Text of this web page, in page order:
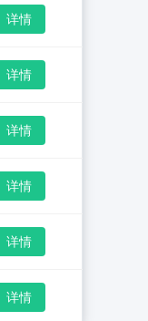
详情
详情
详情
详情
详情
详情